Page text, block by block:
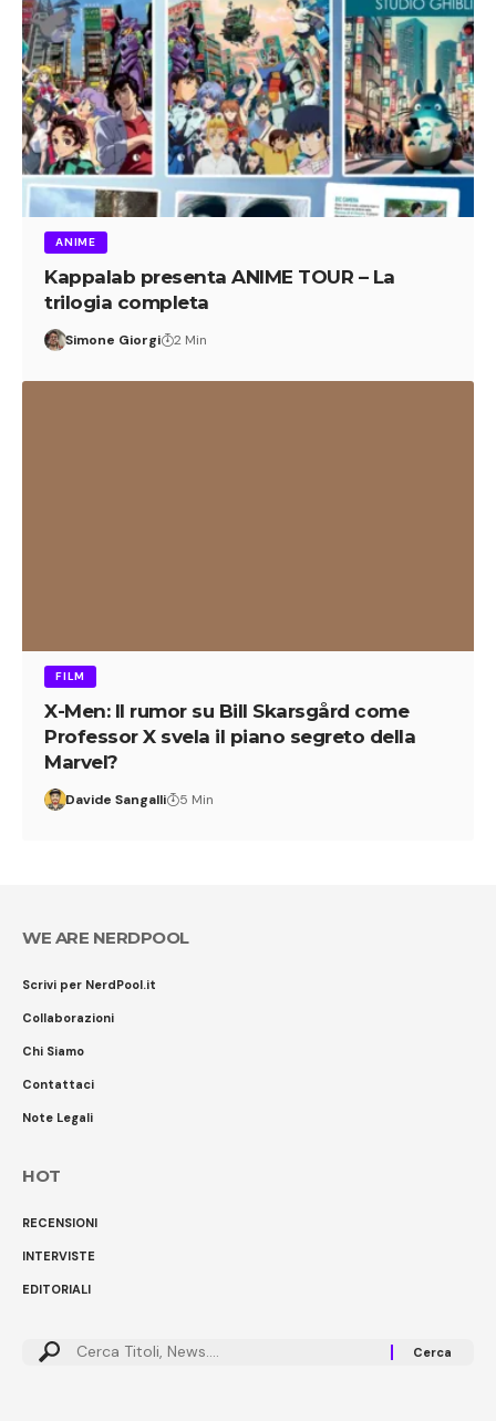
ANIME
Kappalab presenta ANIME TOUR – La
trilogia completa
Simone Giorgi 2 Min
FILM
X-Men: Il rumor su Bill Skarsgård come
Professor X svela il piano segreto della
Marvel?
Davide Sangalli 5 Min
WE ARE NERDPOOL
Scrivi per NerdPool.it
Collaborazioni
Chi Siamo
Contattaci
Note Legali
HOT
RECENSIONI
INTERVISTE
EDITORIALI